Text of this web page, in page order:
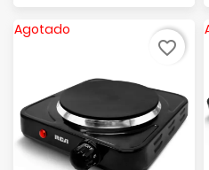
Agotado
favorite_border